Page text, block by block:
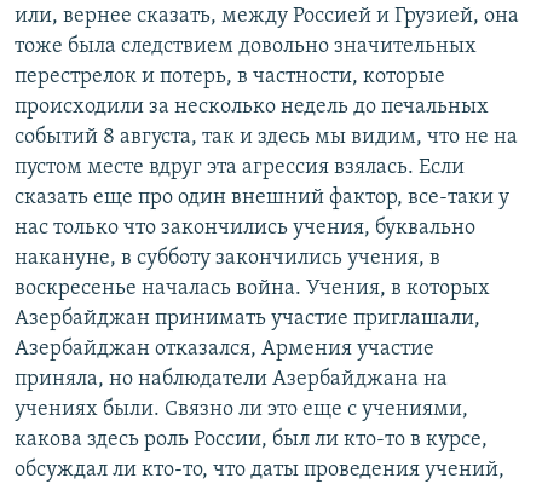
или, вернее сказать, между Россией и Грузией, она
тоже была следствием довольно значительных
перестрелок и потерь, в частности, которые
происходили за несколько недель до печальных
событий 8 августа, так и здесь мы видим, что не на
пустом месте вдруг эта агрессия взялась. Если
сказать еще про один внешний фактор, все-таки у
нас только что закончились учения, буквально
накануне, в субботу закончились учения, в
воскресенье началась война. Учения, в которых
Азербайджан принимать участие приглашали,
Азербайджан отказался, Армения участие
приняла, но наблюдатели Азербайджана на
учениях были. Связно ли это еще с учениями,
какова здесь роль России, был ли кто-то в курсе,
обсуждал ли кто-то, что даты проведения учений,